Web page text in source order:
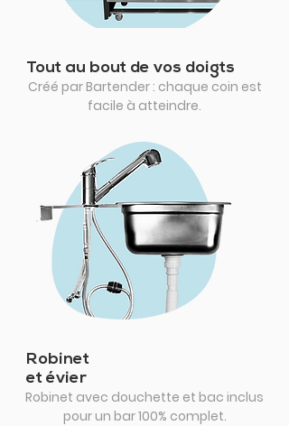
Tout au bout de vos doigts
Créé par Bartender : chaque coin est
facile à atteindre.
Robinet
et évier
Robinet avec douchette et bac inclus
pour un bar 100% complet.